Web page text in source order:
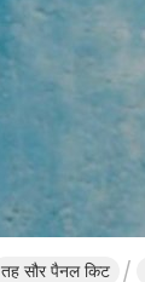
तह सौर पैनल किट